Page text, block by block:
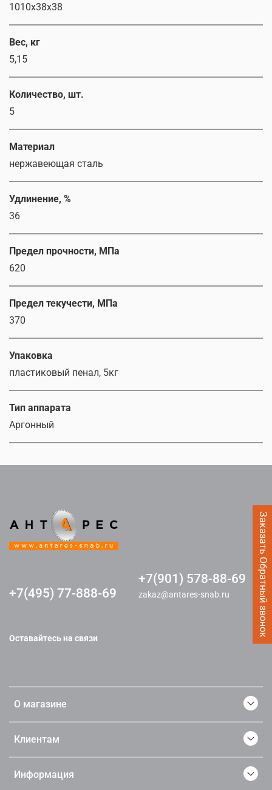
Заказать Обратный звонок
1010х38х38
Вес, кг
5,15
Количество, шт.
5
Материал
нержавеющая сталь
Удлинение, %
36
Предел прочности, МПа
620
Предел текучести, МПа
370
Упаковка
пластиковый пенал, 5кг
Тип аппарата
Аргонный
О магазине
Клиентам
Информация
+7(495) 77-888-69
+7(901) 578-88-69
zakaz@antares-snab.ru
Оставайтесь на связи